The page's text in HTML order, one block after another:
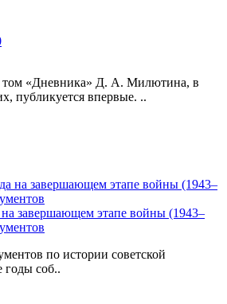
том «Дневника» Д. А. Милютина, в
публикуется впервые. ..
на завершающем этапе войны (1943–
по истории советской
годы соб..